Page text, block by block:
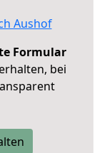
Aushof
Formular
bei